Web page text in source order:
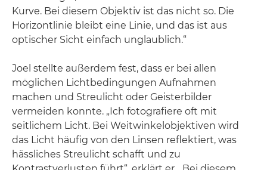
Kurve. Bei diesem Objektiv ist das nicht so. Die
Horizontlinie bleibt eine Linie, und das ist aus
optischer Sicht einfach unglaublich.“
Joel stellte außerdem fest, dass er bei allen
möglichen Lichtbedingungen Aufnahmen
machen und Streulicht oder Geisterbilder
vermeiden konnte. „Ich fotografiere oft mit
seitlichem Licht. Bei Weitwinkelobjektiven wird
das Licht häufig von den Linsen reflektiert, was
hässliches Streulicht schafft und zu